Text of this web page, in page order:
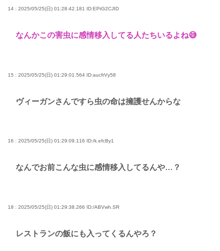
14 : 2025/05/25(日) 01:28:42.181 ID:EPtG2CJID
なんかこの害虫に感情移入してる人たちいるよね😅
15 : 2025/05/25(日) 01:29:01.564 ID:aucfrVy58
ヴィーガンさんですら虫の命は擁護せんからな
16 : 2025/05/25(日) 01:29:09.116 ID:/k.efcBy1
なんでお前こんな虫に感情移入してるんや…？
18 : 2025/05/25(日) 01:29:38.266 ID:/ABVwh.SR
レストランの飯にも入ってくるんやろ？